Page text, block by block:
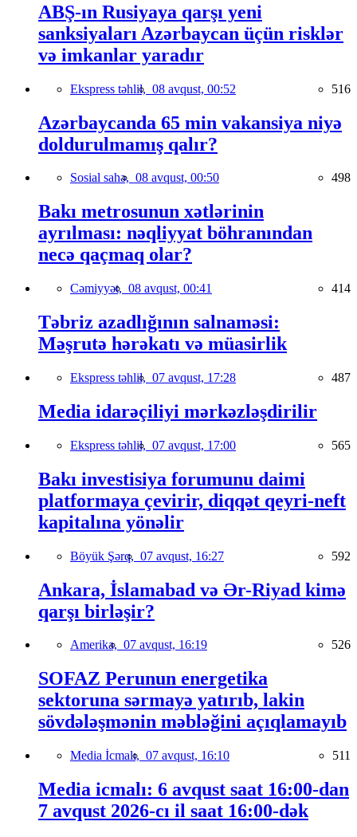
ABŞ-ın Rusiyaya qarşı yeni
sanksiyaları Azərbaycan üçün risklər
və imkanlar yaradır
Ekspress təhlil, 08 avqust, 00:52 516
Azərbaycanda 65 min vakansiya niyə
doldurulmamış qalır?
Sosial sahə, 08 avqust, 00:50 498
Bakı metrosunun xətlərinin
ayrılması: nəqliyyat böhranından
necə qaçmaq olar?
Cəmiyyət, 08 avqust, 00:41 414
Təbriz azadlığının salnaməsi:
Məşrutə hərəkatı və müasirlik
Ekspress təhlil, 07 avqust, 17:28 487
Media idarəçiliyi mərkəzləşdirilir
Ekspress təhlil, 07 avqust, 17:00 565
Bakı investisiya forumunu daimi
platformaya çevirir, diqqət qeyri-neft
kapitalına yönəlir
Böyük Şərq, 07 avqust, 16:27 592
Ankara, İslamabad və Ər-Riyad kimə
qarşı birləşir?
Amerika, 07 avqust, 16:19 526
SOFAZ Perunun energetika
sektoruna sərmayə yatırıb, lakin
sövdələşmənin məbləğini açıqlamayıb
Media İcmalı, 07 avqust, 16:10 511
Media icmalı: 6 avqust saat 16:00-dan
7 avqust 2026-cı il saat 16:00-dək